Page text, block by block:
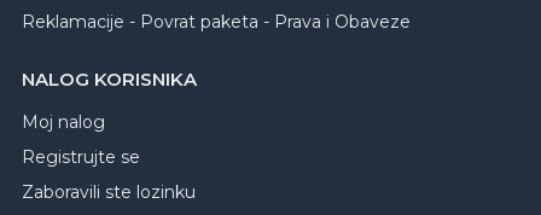
Reklamacije - Povrat paketa - Prava i Obaveze
NALOG KORISNIKA
Moj nalog
Registrujte se
Zaboravili ste lozinku